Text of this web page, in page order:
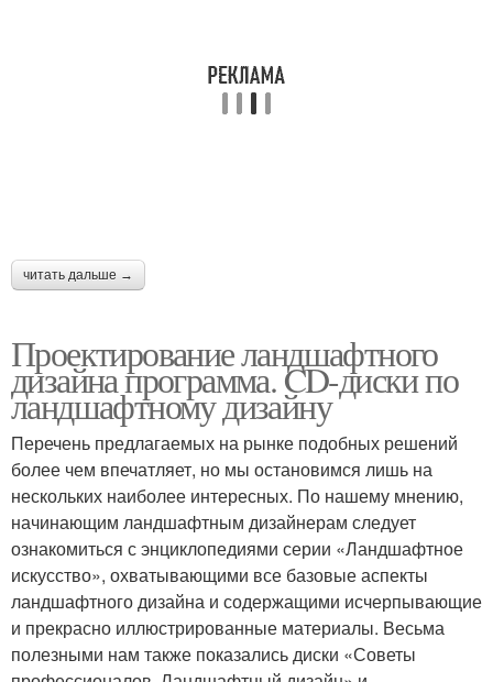
читать дальше →
Проектирование ландшафтного
дизайна программа. CD-диски по
ландшафтному дизайну
Перечень предлагаемых на рынке подобных решений
более чем впечатляет, но мы остановимся лишь на
нескольких наиболее интересных. По нашему мнению,
начинающим ландшафтным дизайнерам следует
ознакомиться с энциклопедиями серии «Ландшафтное
искусство», охватывающими все базовые аспекты
ландшафтного дизайна и содержащими исчерпывающие
и прекрасно иллюстрированные материалы. Весьма
полезными нам также показались диски «Советы